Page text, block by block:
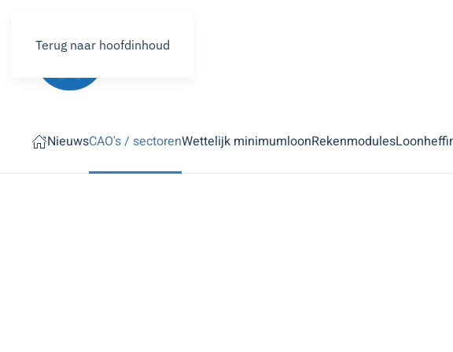
Terug naar hoofdinhoud
NieuwsCAO's / sectorenWettelijk minimumloonRekenmodules